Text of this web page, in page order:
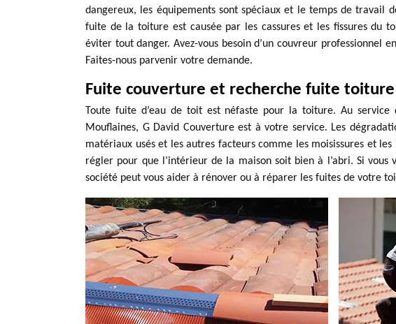
dangereux, les équipements sont spéciaux et le temps de travail
fuite de la toiture est causée par les cassures et les fissures du
éviter tout danger. Avez-vous besoin d’un couvreur professionnel
Faites-nous parvenir votre demande.
Fuite couverture et recherche fuite
Toute fuite d’eau de toit est néfaste pour la toiture. Au
Mouflaines, G David Couverture est à votre service. Les
matériaux usés et les autres facteurs comme les moisissures et
régler pour que l’intérieur de la maison soit bien à l’abri. Si vous
société peut vous aider à rénover ou à réparer les fuites de votre